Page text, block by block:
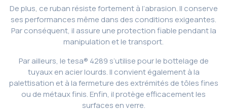
De plus, ce ruban résiste fortement à l’abrasion. Il conserve
ses performances même dans des conditions exigeantes.
Par conséquent, il assure une protection fiable pendant la
manipulation et le transport.
Par ailleurs, le tesa® 4289 s’utilise pour le bottelage de
tuyaux en acier lourds. Il convient également à la
palettisation et à la fermeture des extrémités de tôles fines
ou de métaux finis. Enfin, il protège efficacement les
surfaces en verre.